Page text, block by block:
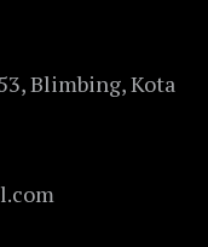
Blimbing, Kota